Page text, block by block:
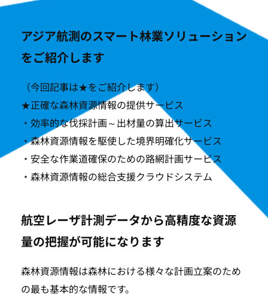
アジア航測のスマート林業ソリューション
をご紹介します
（今回記事は★をご紹介します）
★正確な森林資源情報の提供サービス
・効率的な伐採計画～出材量の算出サービス
・森林資源情報を駆使した境界明確化サービス
・安全な作業道確保のための路網計画サービス
・森林資源情報の総合支援クラウドシステム
航空レーザ計測データから高精度な資源
量の把握が可能になります
森林資源情報は森林における様々な計画立案のため
の最も基本的な情報です。